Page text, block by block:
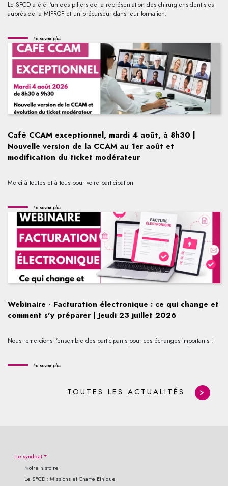
Le SFCD a été l'un des piliers de la représentation des chirurgiens-dentistes
auprès de la MIPROF et un précurseur dans leur formation.
En savoir plus
Café CCAM exceptionnel, mardi 4 août, à 8h30 |
Nouvelle version de la CCAM au 1er août et
modification du ticket modérateur
Merci à toutes et à tous pour votre participation
En savoir plus
Webinaire - Facturation électronique : ce qui change et
comment s'y préparer | Jeudi 23 juillet 2026
Nous remercions l'ensemble des participants pour ces échanges importants !
En savoir plus
TOUTES LES ACTUALITÉS
Le syndicat
Notre histoire
Le SFCD : Missions et Charte Ethique